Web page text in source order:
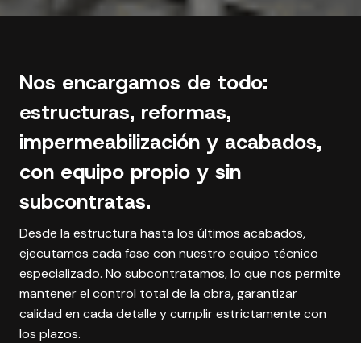
Nos encargamos de todo:
estructuras, reformas,
impermeabilización y acabados,
con equipo propio y sin
subcontratas.
Desde la estructura hasta los últimos acabados,
ejecutamos cada fase con nuestro equipo técnico
especializado. No subcontratamos, lo que nos permite
mantener el control total de la obra, garantizar
calidad en cada detalle y cumplir estrictamente con
los plazos.